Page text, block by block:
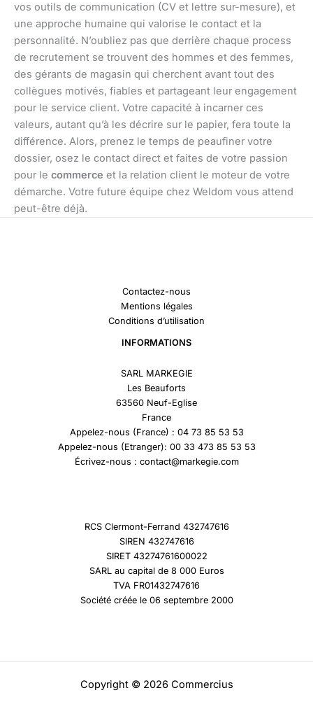
vos outils de communication (CV et lettre sur-mesure), et
une approche humaine qui valorise le contact et la
personnalité. N’oubliez pas que derrière chaque process
de recrutement se trouvent des hommes et des femmes,
des gérants de magasin qui cherchent avant tout des
collègues motivés, fiables et partageant leur engagement
pour le service client. Votre capacité à incarner ces
valeurs, autant qu’à les décrire sur le papier, fera toute la
différence. Alors, prenez le temps de peaufiner votre
dossier, osez le contact direct et faites de votre passion
pour le commerce et la relation client le moteur de votre
démarche. Votre future équipe chez Weldom vous attend
peut-être déjà.
Contactez-nous
Mentions légales
Conditions d’utilisation
INFORMATIONS
SARL MARKEGIE
Les Beauforts
63560 Neuf-Eglise
France
Appelez-nous (France) : 04 73 85 53 53
Appelez-nous (Etranger): 00 33 473 85 53 53
Écrivez-nous : contact@markegie.com
RCS Clermont-Ferrand 432747616
SIREN 432747616
SIRET 43274761600022
SARL au capital de 8 000 Euros
TVA FR01432747616
Société créée le 06 septembre 2000
Copyright © 2026 Commercius